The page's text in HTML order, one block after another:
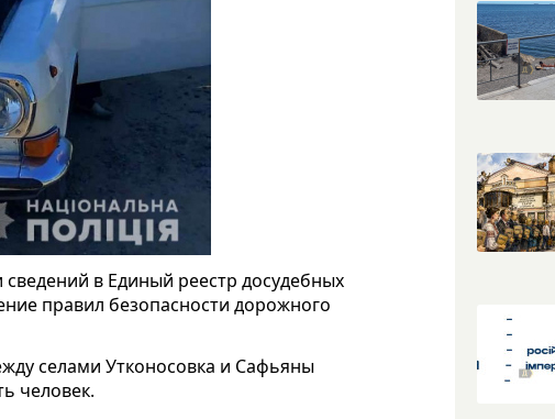
в Единый реестр досудебных
правил безопасности дорожного
селами Утконосовка и Сафьяны
человек.